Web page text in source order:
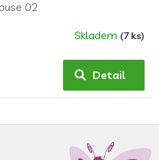
02
Skladem (7 ks)
Detail